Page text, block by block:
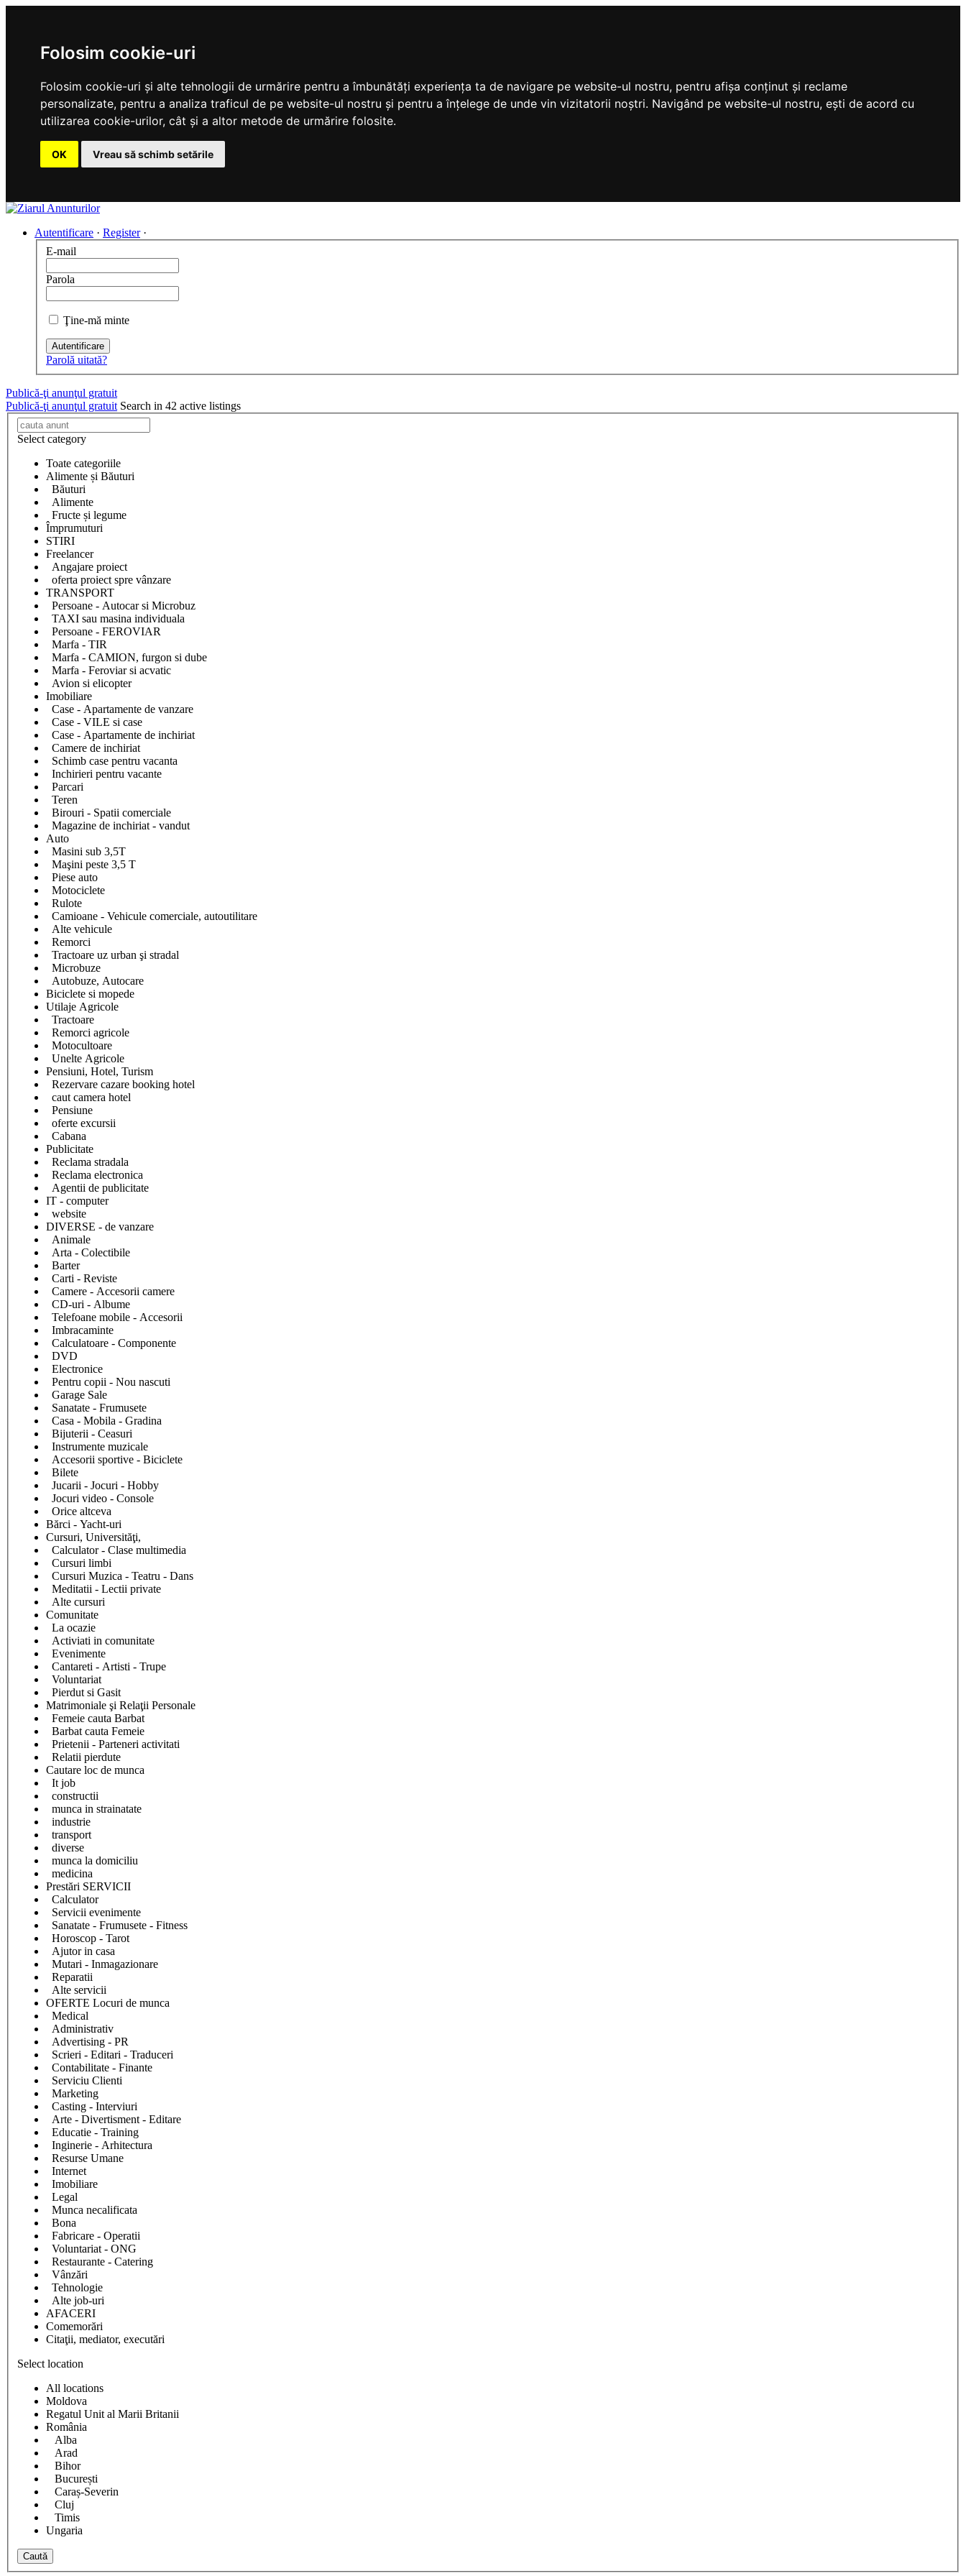
Folosim cookie-uri
Folosim cookie-uri și alte tehnologii de urmărire pentru a îmbunătăți experiența ta de navigare pe website-ul nostru, pentru afișa conținut și reclame
personalizate, pentru a analiza traficul de pe website-ul nostru și pentru a înțelege de unde vin vizitatorii noștri. Navigând pe website-ul nostru, ești de acord cu
utilizarea cookie-urilor, cât și a altor metode de urmărire folosite.
OK Vreau să schimb setările
Autentificare · Register ·
E-mail
Parola
Ţine-mă minte
Autentificare
Parolă uitată?
Publică-ţi anunţul gratuit
Publică-ţi anunţul gratuit Search in 42 active listings
Select category
Toate categoriile
Alimente și Băuturi
Băuturi
Alimente
Fructe și legume
Împrumuturi
STIRI
Freelancer
Angajare proiect
oferta proiect spre vânzare
TRANSPORT
Persoane - Autocar si Microbuz
TAXI sau masina individuala
Persoane - FEROVIAR
Marfa - TIR
Marfa - CAMION, furgon si dube
Marfa - Feroviar si acvatic
Avion si elicopter
Imobiliare
Case - Apartamente de vanzare
Case - VILE si case
Case - Apartamente de inchiriat
Camere de inchiriat
Schimb case pentru vacanta
Inchirieri pentru vacante
Parcari
Teren
Birouri - Spatii comerciale
Magazine de inchiriat - vandut
Auto
Masini sub 3,5T
Maşini peste 3,5 T
Piese auto
Motociclete
Rulote
Camioane - Vehicule comerciale, autoutilitare
Alte vehicule
Remorci
Tractoare uz urban şi stradal
Microbuze
Autobuze, Autocare
Biciclete si mopede
Utilaje Agricole
Tractoare
Remorci agricole
Motocultoare
Unelte Agricole
Pensiuni, Hotel, Turism
Rezervare cazare booking hotel
caut camera hotel
Pensiune
oferte excursii
Cabana
Publicitate
Reclama stradala
Reclama electronica
Agentii de publicitate
IT - computer
website
DIVERSE - de vanzare
Animale
Arta - Colectibile
Barter
Carti - Reviste
Camere - Accesorii camere
CD-uri - Albume
Telefoane mobile - Accesorii
Imbracaminte
Calculatoare - Componente
DVD
Electronice
Pentru copii - Nou nascuti
Garage Sale
Sanatate - Frumusete
Casa - Mobila - Gradina
Bijuterii - Ceasuri
Instrumente muzicale
Accesorii sportive - Biciclete
Bilete
Jucarii - Jocuri - Hobby
Jocuri video - Console
Orice altceva
Bărci - Yacht-uri
Cursuri, Universităţi,
Calculator - Clase multimedia
Cursuri limbi
Cursuri Muzica - Teatru - Dans
Meditatii - Lectii private
Alte cursuri
Comunitate
La ocazie
Activiati in comunitate
Evenimente
Cantareti - Artisti - Trupe
Voluntariat
Pierdut si Gasit
Matrimoniale şi Relaţii Personale
Femeie cauta Barbat
Barbat cauta Femeie
Prietenii - Parteneri activitati
Relatii pierdute
Cautare loc de munca
It job
constructii
munca in strainatate
industrie
transport
diverse
munca la domiciliu
medicina
Prestări SERVICII
Calculator
Servicii evenimente
Sanatate - Frumusete - Fitness
Horoscop - Tarot
Ajutor in casa
Mutari - Inmagazionare
Reparatii
Alte servicii
OFERTE Locuri de munca
Medical
Administrativ
Advertising - PR
Scrieri - Editari - Traduceri
Contabilitate - Finante
Serviciu Clienti
Marketing
Casting - Interviuri
Arte - Divertisment - Editare
Educatie - Training
Inginerie - Arhitectura
Resurse Umane
Internet
Imobiliare
Legal
Munca necalificata
Bona
Fabricare - Operatii
Voluntariat - ONG
Restaurante - Catering
Vânzări
Tehnologie
Alte job-uri
AFACERI
Comemorări
Citaţii, mediator, executări
Select location
All locations
Moldova
Regatul Unit al Marii Britanii
România
Alba
Arad
Bihor
București
Caraș-Severin
Cluj
Timis
Ungaria
Caută